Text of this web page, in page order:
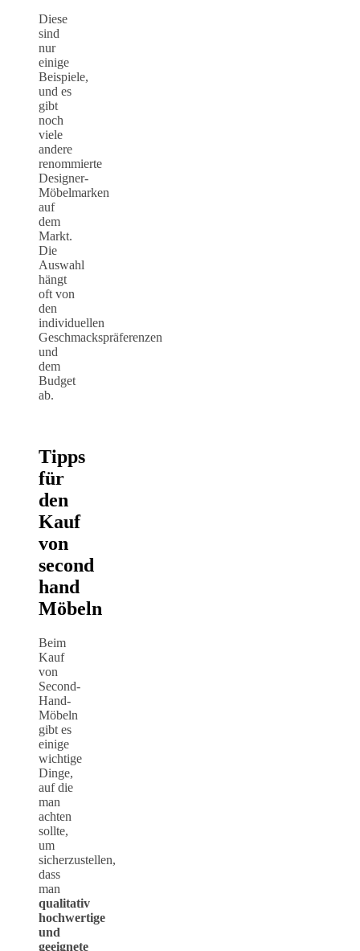
Diese
sind
nur
einige
Beispiele,
und es
gibt
noch
viele
andere
renommierte
Designer-
Möbelmarken
auf
dem
Markt.
Die
Auswahl
hängt
oft von
den
individuellen
Geschmackspräferenzen
und
dem
Budget
ab.
Tipps
für
den
Kauf
von
second
hand
Möbeln
Beim
Kauf
von
Second-
Hand-
Möbeln
gibt es
einige
wichtige
Dinge,
auf die
man
achten
sollte,
um
sicherzustellen,
dass
man
qualitativ
hochwertige
und
geeignete